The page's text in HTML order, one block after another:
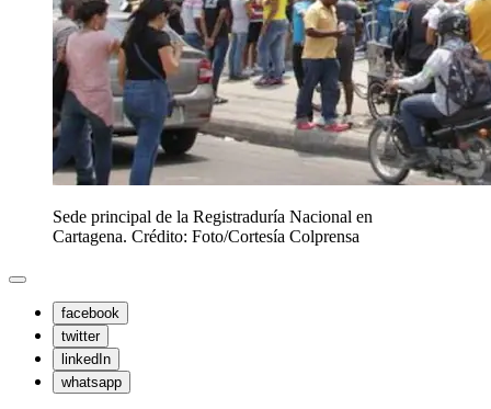
Sede principal de la Registraduría Nacional en
Cartagena. Crédito: Foto/Cortesía Colprensa
facebook
twitter
linkedIn
whatsapp